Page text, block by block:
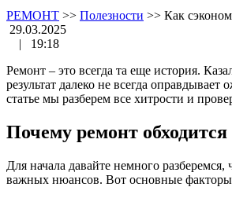
РЕМОНТ >> Полезности >> Как
29.03.2025
|
19:18
Ремонт – это всегда та еще история.
результат далеко не всегда
статье мы разберем все хитрости и
Почему ремонт обходится
Для начала давайте немного
важных нюансов. Вот основные факторы,